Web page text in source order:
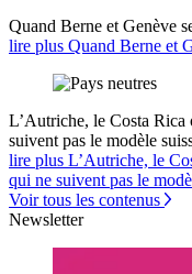
Quand Berne et Genève
lire plus Quand Berne et
L’Autriche, le Costa Rica
suivent pas le modèle
lire plus L’Autriche, le
qui ne suivent pas le
Voir tous les contenus
Newsletter